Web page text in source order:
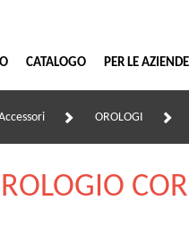
CATALOGO PER LE AZIENDE
OROLOGI